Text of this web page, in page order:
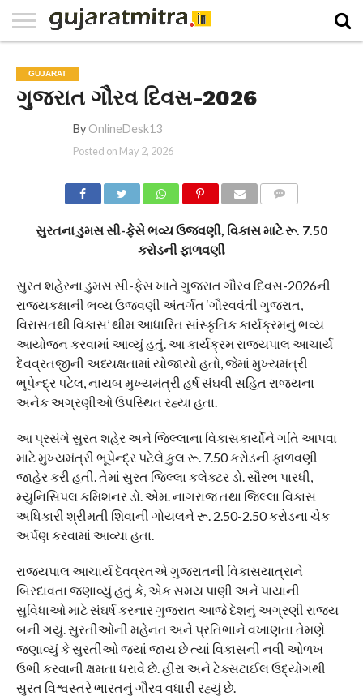
PAPER
NATIONAL
WORLD
BUSINESS
SPORTS
GUJARAT
OPINION
MORE
GUJARAT
ગુજરાત ગૌરવ દિવસ-2026
By OnlineDesk13
Posted on May 2, 2026
સુરતના ડુમસ સી-ફેસે ભવ્ય ઉજવણી, વિકાસ માટે રૂ. 7.50
કરોડની ફાળવણી
સુરત શહેરના ડુમસ સી-ફેસ ખાતે ગુજરાત ગૌરવ દિવસ-2026ની
રાજ્યકક્ષાની ભવ્ય ઉજવણી અંતર્ગત ‘ગૌરવવંતી ગુજરાત,
વિરાસતથી વિકાસ’ થીમ આધારિત સાંસ્કૃતિક કાર્યક્રમનું ભવ્ય
આયોજન કરવામાં આવ્યું હતું. આ કાર્યક્રમ રાજ્યપાલ આચાર્ય
દેવવ્રતજીની અધ્યક્ષતામાં યોજાયો હતો, જેમાં મુખ્યમંત્રી
ભૂપેન્દ્ર પટેલ, નાયબ મુખ્યમંત્રી હર્ષ સંઘવી સહિત રાજ્યના
અનેક અગ્રણીઓ ઉપસ્થિત રહ્યા હતા.
આ પ્રસંગે સુરત શહેર અને જિલ્લાના વિકાસકાર્યોને ગતિ આપવા
માટે મુખ્યમંત્રી ભૂપેન્દ્ર પટેલે કુલ રૂ. 7.50 કરોડની ફાળવણી
જાહેર કરી હતી. તેમાં સુરત જિલ્લા કલેક્ટર ડો. સૌરભ પારધી,
મ્યુનિસિપલ કમિશનર ડો. એમ. નાગરાજ તથા જિલ્લા વિકાસ
અધિકારી શ્રીમતી શિવાની ગોયલને રૂ. 2.50-2.50 કરોડના ચેક
અર્પણ કરવામાં આવ્યા હતા.
રાજ્યપાલ આચાર્ય દેવવ્રતએ ગુજરાતની વિકાસયાત્રાને
બિરદાવતા જણાવ્યું હતું કે, એક સમય પાણી અને પાયાની
સુવિધાઓ માટે સંઘર્ષ કરનાર ગુજરાત આજે દેશનું અગ્રણી રાજ્ય
બની ગયું. સુરતીઓની મહેનત અને પ્રતિભાને વખાણતા તેમણે
જણાવ્યું કે સુરતીઓ જ્યાં જાય છે ત્યાં વિકાસની નવી ઓળખ
ઉભી કરવાની ક્ષમતા ધરાવે છે. હીરા અને ટેક્સટાઈલ ઉદ્યોગથી
સુરત વિશ્વસ્તરે ભારતનું ગૌરવ વધારી રહ્યું છે.